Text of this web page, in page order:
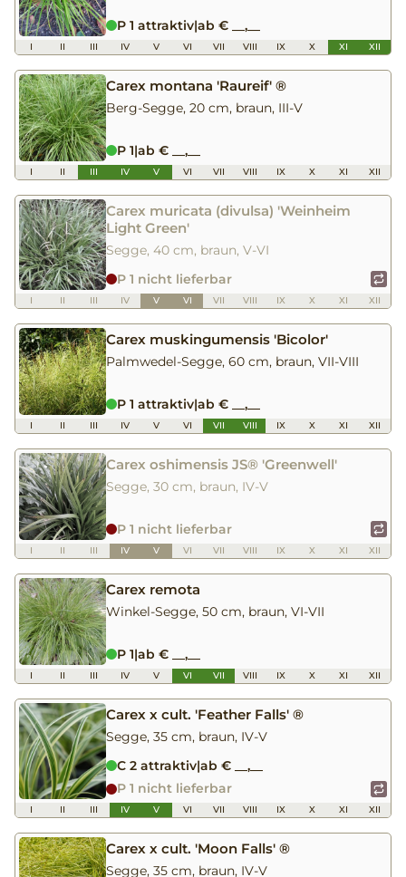
P 1 attraktiv|ab € __,__
I II III IV V VI VII VIII IX X XI XII
Carex montana 'Raureif' ®
Berg-Segge, 20 cm, braun, III-V
P 1|ab € __,__
I II III IV V VI VII VIII IX X XI XII
Carex muricata (divulsa) 'Weinheim
Light Green'
Segge, 40 cm, braun, V-VI
P 1 nicht lieferbar
I II III IV V VI VII VIII IX X XI XII
Carex muskingumensis 'Bicolor'
Palmwedel-Segge, 60 cm, braun, VII-VIII
P 1 attraktiv|ab € __,__
I II III IV V VI VII VIII IX X XI XII
Carex oshimensis JS® 'Greenwell'
Segge, 30 cm, braun, IV-V
P 1 nicht lieferbar
I II III IV V VI VII VIII IX X XI XII
Carex remota
Winkel-Segge, 50 cm, braun, VI-VII
P 1|ab € __,__
I II III IV V VI VII VIII IX X XI XII
Carex x cult. 'Feather Falls' ®
Segge, 35 cm, braun, IV-V
C 2 attraktiv|ab € __,__
P 1 nicht lieferbar
I II III IV V VI VII VIII IX X XI XII
Carex x cult. 'Moon Falls' ®
Segge, 35 cm, braun, IV-V